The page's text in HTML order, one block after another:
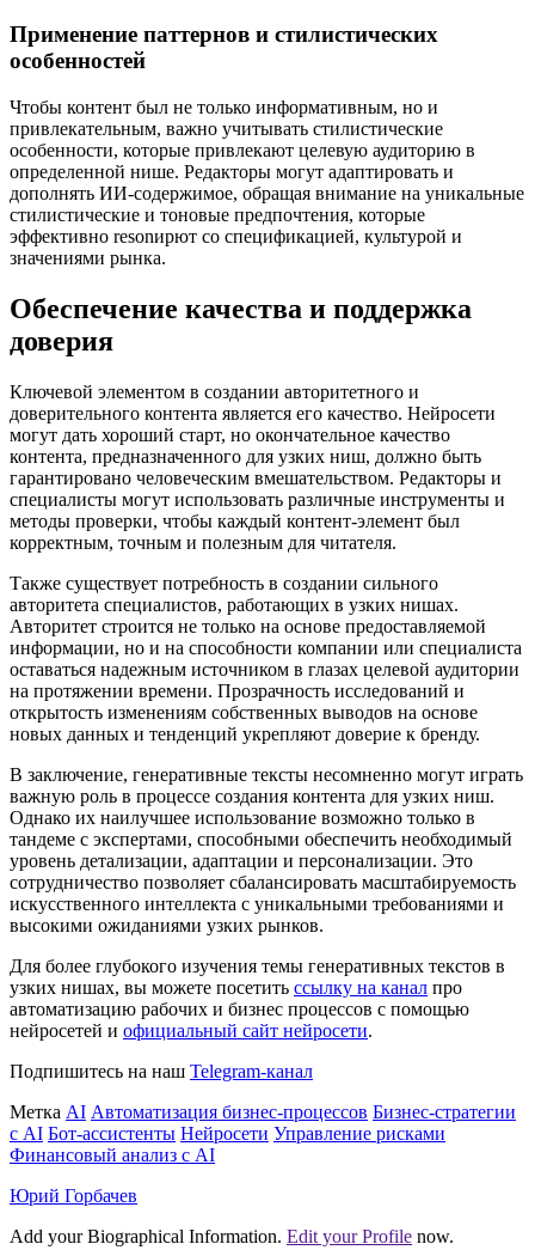
Применение паттернов и стилистических
особенностей
Чтобы контент был не только информативным, но и
привлекательным, важно учитывать стилистические
особенности, которые привлекают целевую аудиторию в
определенной нише. Редакторы могут адаптировать и
дополнять ИИ-содержимое, обращая внимание на уникальные
стилистические и тоновые предпочтения, которые
эффективно resonирют со спецификацией, культурой и
значениями рынка.
Обеспечение качества и поддержка
доверия
Ключевой элементом в создании авторитетного и
доверительного контента является его качество. Нейросети
могут дать хороший старт, но окончательное качество
контента, предназначенного для узких ниш, должно быть
гарантировано человеческим вмешательством. Редакторы и
специалисты могут использовать различные инструменты и
методы проверки, чтобы каждый контент-элемент был
корректным, точным и полезным для читателя.
Также существует потребность в создании сильного
авторитета специалистов, работающих в узких нишах.
Авторитет строится не только на основе предоставляемой
информации, но и на способности компании или специалиста
оставаться надежным источником в глазах целевой аудитории
на протяжении времени. Прозрачность исследований и
открытость изменениям собственных выводов на основе
новых данных и тенденций укрепляют доверие к бренду.
В заключение, генеративные тексты несомненно могут играть
важную роль в процессе создания контента для узких ниш.
Однако их наилучшее использование возможно только в
тандеме с экспертами, способными обеспечить необходимый
уровень детализации, адаптации и персонализации. Это
сотрудничество позволяет сбалансировать масштабируемость
искусственного интеллекта с уникальными требованиями и
высокими ожиданиями узких рынков.
Для более глубокого изучения темы генеративных текстов в
узких нишах, вы можете посетить ссылку на канал про
автоматизацию рабочих и бизнес процессов с помощью
нейросетей и официальный сайт нейросети.
Подпишитесь на наш Telegram-канал
Метка AI Автоматизация бизнес-процессов Бизнес-стратегии
с AI Бот-ассистенты Нейросети Управление рисками
Финансовый анализ с AI
Юрий Горбачев
Add your Biographical Information. Edit your Profile now.